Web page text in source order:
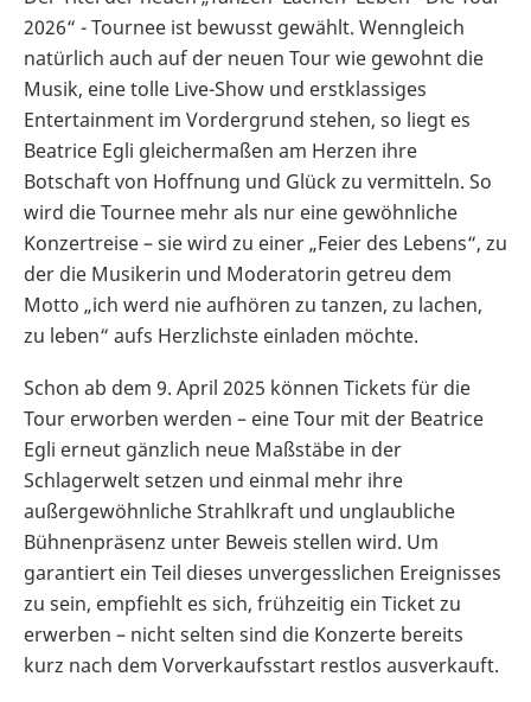
2026“ - Tournee ist bewusst gewählt. Wenngleich
natürlich auch auf der neuen Tour wie gewohnt die
Musik, eine tolle Live-Show und erstklassiges
Entertainment im Vordergrund stehen, so liegt es
Beatrice Egli gleichermaßen am Herzen ihre
Botschaft von Hoffnung und Glück zu vermitteln. So
wird die Tournee mehr als nur eine gewöhnliche
Konzertreise – sie wird zu einer „Feier des Lebens“, zu
der die Musikerin und Moderatorin getreu dem
Motto „ich werd nie aufhören zu tanzen, zu lachen,
zu leben“ aufs Herzlichste einladen möchte.
Schon ab dem 9. April 2025 können Tickets für die
Tour erworben werden – eine Tour mit der Beatrice
Egli erneut gänzlich neue Maßstäbe in der
Schlagerwelt setzen und einmal mehr ihre
außergewöhnliche Strahlkraft und unglaubliche
Bühnenpräsenz unter Beweis stellen wird. Um
garantiert ein Teil dieses unvergesslichen Ereignisses
zu sein, empfiehlt es sich, frühzeitig ein Ticket zu
erwerben – nicht selten sind die Konzerte bereits
kurz nach dem Vorverkaufsstart restlos ausverkauft.